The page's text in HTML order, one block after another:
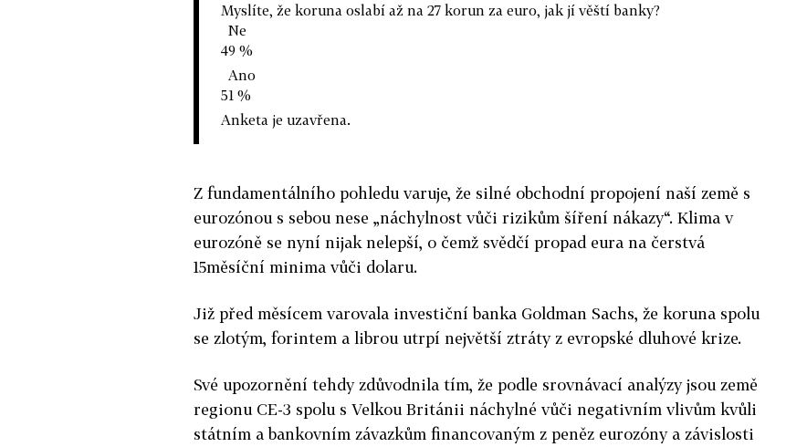
Myslíte, že koruna oslabí až na 27 korun za euro, jak jí věští banky?
Ne
49 %
Ano
51 %
Anketa je uzavřena.
Z fundamentálního pohledu varuje, že silné obchodní propojení naší země s
eurozónou s sebou nese „náchylnost vůči rizikům šíření nákazy“. Klima v
eurozóně se nyní nijak nelepší, o čemž svědčí propad eura na čerstvá
15měsíční minima vůči dolaru.
Již před měsícem varovala investiční banka Goldman Sachs, že koruna spolu
se zlotým, forintem a librou utrpí největší ztráty z evropské dluhové krize.
Své upozornění tehdy zdůvodnila tím, že podle srovnávací analýzy jsou země
regionu CE-3 spolu s Velkou Británii náchylné vůči negativním vlivům kvůli
státním a bankovním závazkům financovaným z peněz eurozóny a závislosti